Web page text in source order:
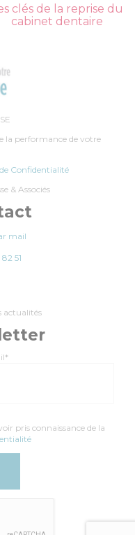
clés de la reprise du
cabinet dentaire
la performance de votre
Confidentialité
& Associés
mail
51
actualités
pris connaissance de la